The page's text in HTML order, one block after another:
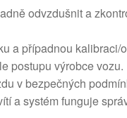
odvzdušnit a
a případnou kalibraci/
postupu výrobce vozu.
v bezpečných
a systém funguje